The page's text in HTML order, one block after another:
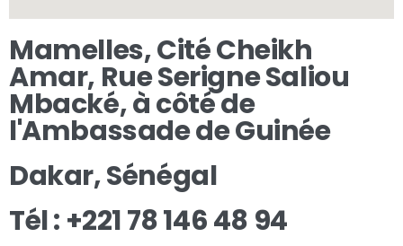
Mamelles, Cité Cheikh
Amar, Rue Serigne Saliou
Mbacké, à côté de
l'Ambassade de Guinée
Dakar, Sénégal
Tél : +221 78 146 48 94​